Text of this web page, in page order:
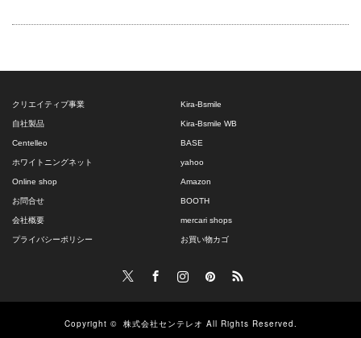
クリエイティブ事業
自社製品
Centelleo
ホワイトニングネット
Online shop
お問合せ
会社概要
プライバシーポリシー
Kira-Bsmile
Kira-Bsmile WB
BASE
yahoo
Amazon
BOOTH
mercari shops
お買い物カゴ
InstagramPinterest RSS
Copyright © 株式会社センテレオ All Rights Reserved.